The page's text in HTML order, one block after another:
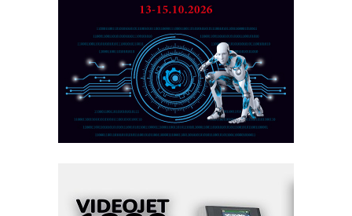
Razvoj asortimanskog pravca MINI-
PLC AKYTEC
AUKOM: Svetski standard metrologije
dostupan u Srbiji
MOTOMAN – NEXT-Robotika vođena
veštačkom inteligencijom
I.SAFE MOBILE revolucioniše
Fleksibilno stezanje i brzo
podešavanje u proizvodnji prototipova